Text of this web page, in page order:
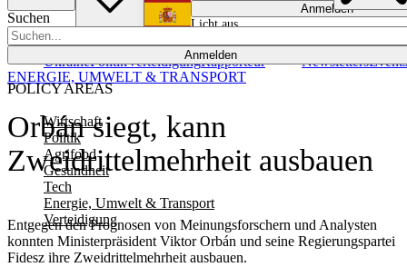
Suchen
Anmelden
POLICY AREAS
Wirtschaft
Politik
Agrifood
Gesundheit
Tech
Energie, Umwelt & Transport
Verteidigung
UkrainePolitikVerteidigungRapporteur NewslettersEvents
Anmelden
Licht aus
Orbán siegt, kann
Zweidrittelmehrheit ausbauen
Entgegen den Prognosen von Meinungsforschern und Analysten
konnten Ministerpräsident Viktor Orbán und seine Regierungspartei
Fidesz ihre Zweidrittelmehrheit ausbauen.
ENERGIE, UMWELT & TRANSPORT